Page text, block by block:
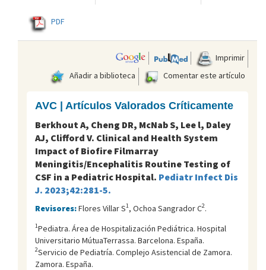
PDF
Imprimir
Añadir a biblioteca
Comentar este artículo
AVC | Artículos Valorados Críticamente
Berkhout A, Cheng DR, McNab S, Lee l, Daley
AJ, Clifford V. Clinical and Health System
Impact of Biofire Filmarray
Meningitis/Encephalitis Routine Testing of
CSF in a Pediatric Hospital. Pediatr Infect Dis
J. 2023;42:281-5.
Revisores:Flores Villar S1, Ochoa Sangrador C2.
1Pediatra. Área de Hospitalización Pediátrica. Hospital
Universitario MútuaTerrassa. Barcelona. España.
2Servicio de Pediatría. Complejo Asistencial de Zamora.
Zamora. España.